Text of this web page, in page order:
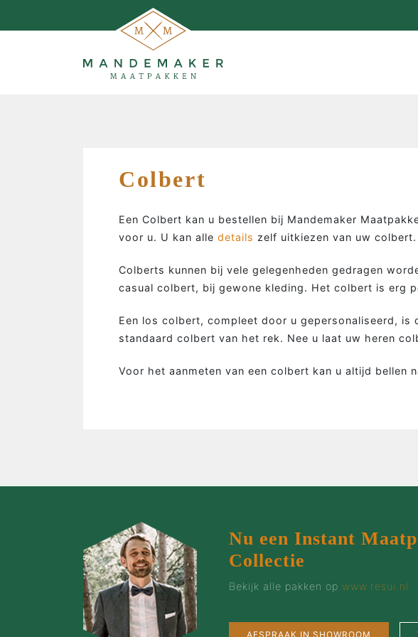
MAATPAKKEN MAKEN…
…de man
…de bruidegom
…de vrouw
MEER
Colbert
Overhemd
Tweed colbert
Colbert
Een Colbert kan u bestellen bij Mandemaker
voor u. U kan alle details zelf uitkiezen van uw colbert.
Colberts kunnen bij vele gelegenheden gedragen
casual colbert, bij gewone kleding. Het colbert is erg
Een los colbert, compleet door u gepersonaliseerd, is
standaard colbert van het rek. Nee u laat uw heren
Voor het aanmeten van een colbert kan u altijd bellen
Nu een Instant
Collectie
Bekijk alle pakken op www.resui.nl
AFSPRAAK IN SHOWROOM